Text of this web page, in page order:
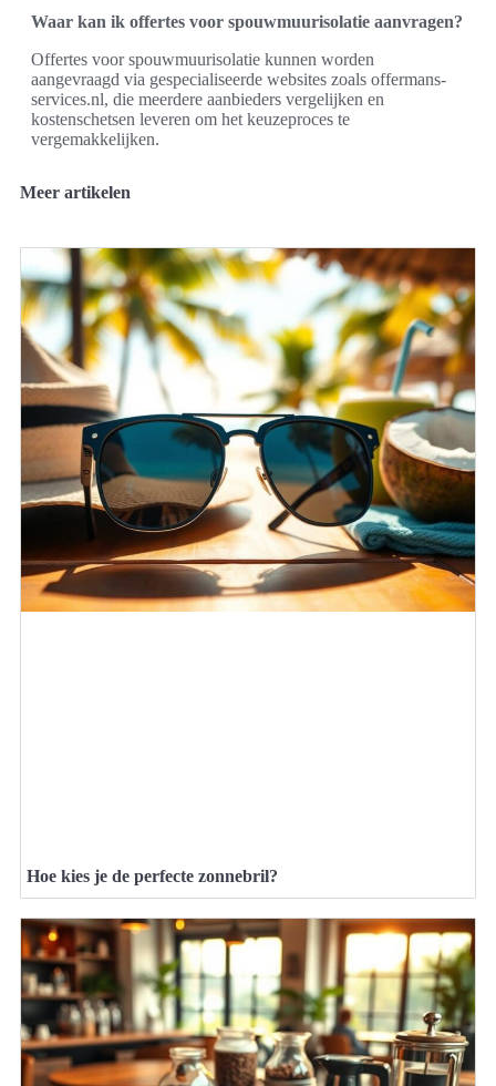
Waar kan ik offertes voor spouwmuurisolatie aanvragen?
Offertes voor spouwmuurisolatie kunnen worden
aangevraagd via gespecialiseerde websites zoals offermans-
services.nl, die meerdere aanbieders vergelijken en
kostenschetsen leveren om het keuzeproces te
vergemakkelijken.
Meer artikelen
Hoe kies je de perfecte zonnebril?